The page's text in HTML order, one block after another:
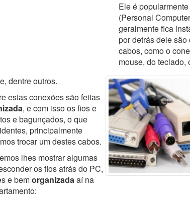
Ele é
(Personal
geralmente fica
por detrás dele
cabos, como o
mouse, do teclado,
dentre outros.
estas conexões são feitas
, e com isso os fios e
e bagunçados, o que
principalmente
trocar um destes cabos.
lhes mostrar algumas
os fios atrás do PC,
e bemorganizadaaí na